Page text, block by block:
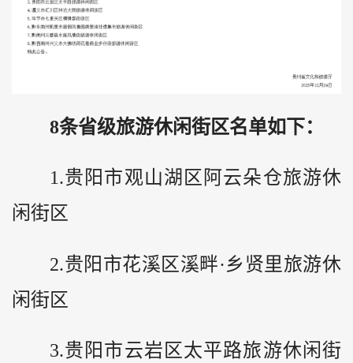
8条省级旅游休闲街区名单如下：
1.贵阳市观山湖区阿云朵仓旅游休
闲街区
2.贵阳市花溪区溪畔·乡贤里旅游休
闲街区
3.贵阳市云岩区太平路旅游休闲街